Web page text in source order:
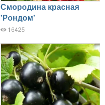
Смородина красная
'Рондом'
16425